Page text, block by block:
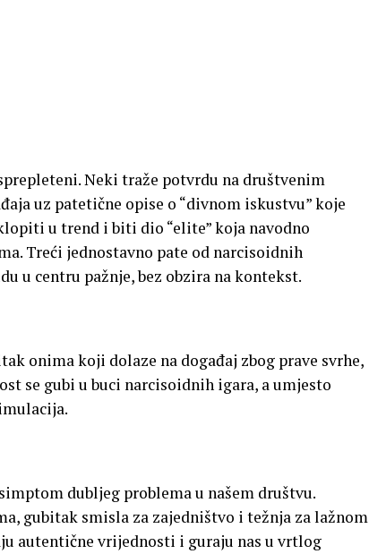
Neki traže potvrdu na društvenim
uz patetične opise o “divnom iskustvu” koje
u trend i biti dio “elite” koja navodno
Treći jednostavno pate od narcisoidnih
u centru pažnje, bez obzira na kontekst.
onima koji dolaze na događaj zbog prave svrhe,
se gubi u buci narcisoidnih igara, a umjesto
dubljeg problema u našem društvu.
gubitak smisla za zajedništvo i težnja za lažnom
autentične vrijednosti i guraju nas u vrtlog